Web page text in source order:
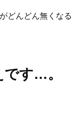
どんどん無くなる
す…。